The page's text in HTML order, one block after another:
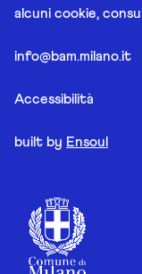
alcuni cookie,
info@bam.milano.it
Accessibilità
built by Ensoul